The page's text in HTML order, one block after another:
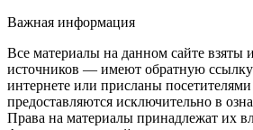
Важная информация
Все материалы на данном сайте взяты
источников — имеют обратную ссылку
интернете или присланы посетителями
предоставляются исключительно в
Права на материалы принадлежат их